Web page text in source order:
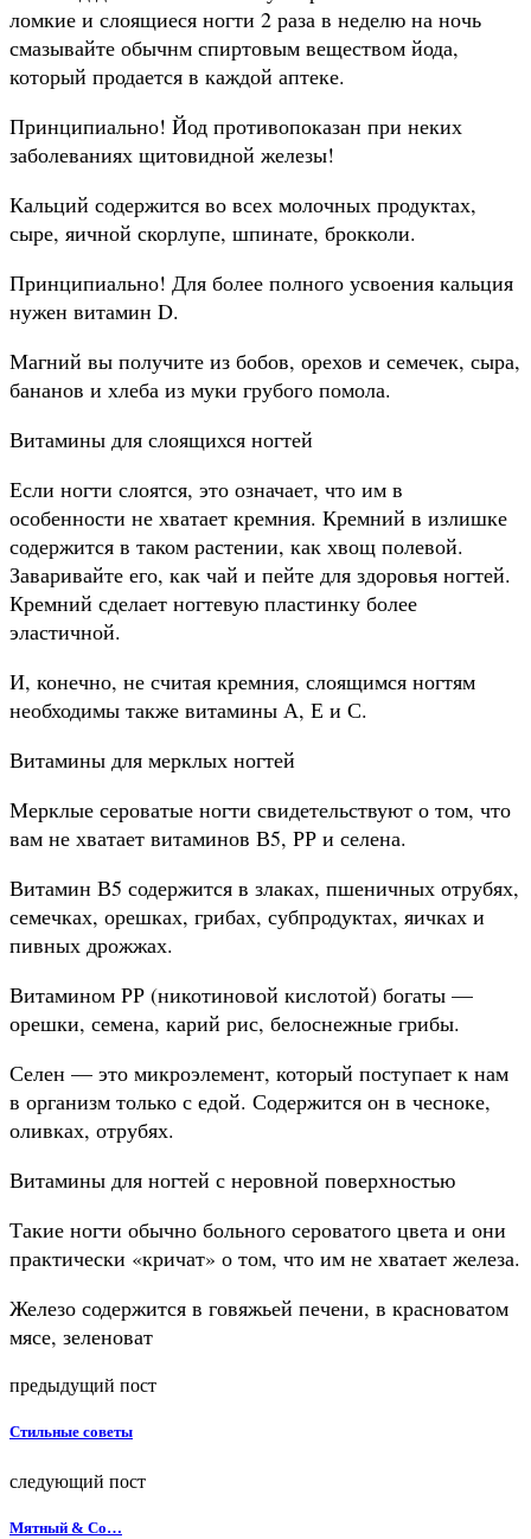
ломкие и слоящиеся ногти 2 раза в неделю на ночь
смазывайте обычнм спиртовым веществом йода,
который продается в каждой аптеке.
Принципиально! Йод противопоказан при неких
заболеваниях щитовидной железы!
Кальций содержится во всех молочных продуктах,
сыре, яичной скорлупе, шпинате, брокколи.
Принципиально! Для более полного усвоения кальция
нужен витамин D.
Магний вы получите из бобов, орехов и семечек, сыра,
бананов и хлеба из муки грубого помола.
Витамины для слоящихся ногтей
Если ногти слоятся, это означает, что им в
особенности не хватает кремния. Кремний в излишке
содержится в таком растении, как хвощ полевой.
Заваривайте его, как чай и пейте для здоровья ногтей.
Кремний сделает ногтевую пластинку более
эластичной.
И, конечно, не считая кремния, слоящимся ногтям
необходимы также витамины А, Е и С.
Витамины для мерклых ногтей
Мерклые сероватые ногти свидетельствуют о том, что
вам не хватает витаминов В5, РР и селена.
Витамин В5 содержится в злаках, пшеничных отрубях,
семечках, орешках, грибах, субпродуктах, яичках и
пивных дрожжах.
Витамином РР (никотиновой кислотой) богаты —
орешки, семена, карий рис, белоснежные грибы.
Селен — это микроэлемент, который поступает к нам
в организм только с едой. Содержится он в чесноке,
оливках, отрубях.
Витамины для ногтей с неровной поверхностью
Такие ногти обычно больного сероватого цвета и они
практически «кричат» о том, что им не хватает железа.
Железо содержится в говяжьей печени, в красноватом
мясе, зеленоват
предыдущий пост
Стильные советы
следующий пост
Мятный & Co…